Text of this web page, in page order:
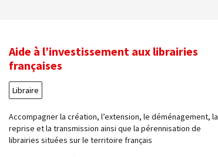
Aide à l’investissement aux librairies
françaises
Libraire
Accompagner la création, l’extension, le déménagement, la
reprise et la transmission ainsi que la pérennisation de
librairies situées sur le territoire français